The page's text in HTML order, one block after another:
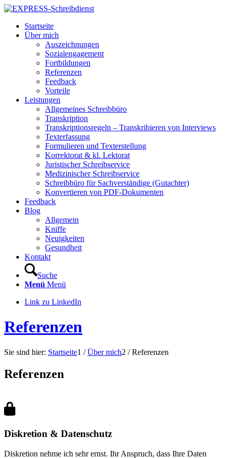
Startseite
Über mich
Auszeichnungen
Sozialengagement
Fortbildungen
Referenzen
Feedback
Vorteile
Leistungen
Allgemeines Schreibbüro
Transkription
Transkriptionsregeln – Transkribieren von Interviews
Texterfassung
Formulieren und Texterstellung
Korrektorat & kl. Lektorat
Juristischer Schreibservice
Medizinischer Schreibservice
Schreibbüro für Sachverständige (Gutachter)
Konvertieren von PDF-Dokumenten
Feedback
Blog
Allgemein
Kniffe
Neuigkeiten
Gesundheit
Kontakt
Suche
Menü Menü
Link zu LinkedIn
Referenzen
Sie sind hier: Startseite1 / Über mich2 / Referenzen
Referenzen
Diskretion & Datenschutz
Diskretion nehme ich sehr ernst. Ihr Anspruch, dass Ihre Daten